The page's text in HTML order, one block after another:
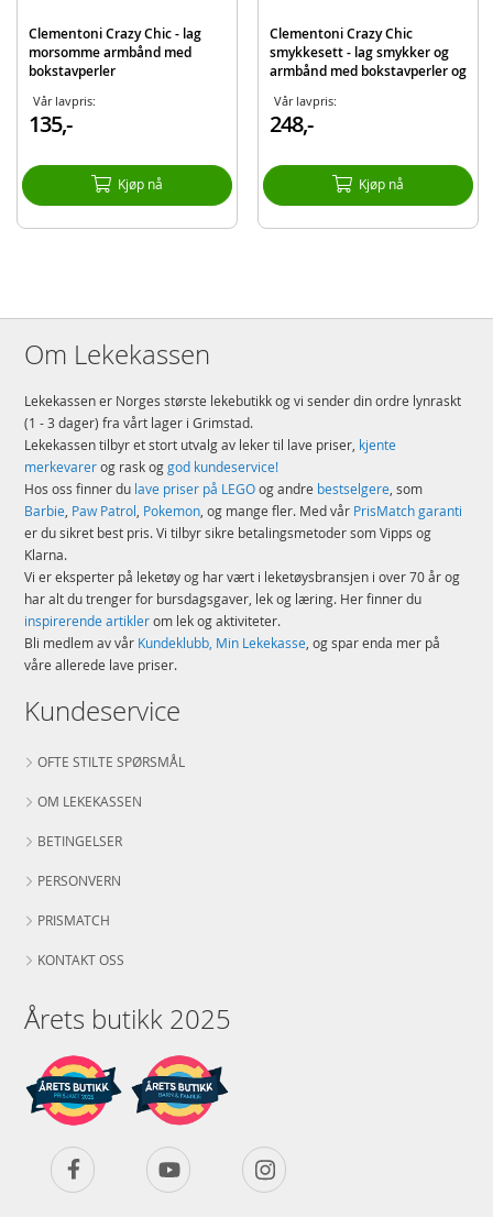
Clementoni Crazy Chic - lag
morsomme armbånd med
bokstavperler
Vår lavpris:
135,-
Kjøp nå
Clementoni Crazy Chic
smykkesett - lag smykker og
armbånd med bokstavperler og
Vår lavpris:
248,-
Kjøp nå
Om Lekekassen
Lekekassen er Norges største lekebutikk og vi sender din ordre lynraskt
(1 - 3 dager) fra vårt lager i Grimstad.
Lekekassen tilbyr et stort utvalg av leker til lave priser, kjente
merkevarerog rask oggod kundeservice!
Hos oss finner du lave priser på LEGOog andre bestselgere, som
Barbie, Paw Patrol, Pokemon, og mange fler. Med vår PrisMatch garanti
er du sikret best pris. Vi tilbyr sikre betalingsmetoder som Vipps og
Klarna.
Vi er eksperter på leketøy og har vært i leketøysbransjen i over 70 år og
har alt du trenger for bursdagsgaver, lek og læring. Her finner du
inspirerende artiklerom lek og aktiviteter.
Bli medlem av vår Kundeklubb, Min Lekekasse, og spar enda mer på
våre allerede lave priser.
Kundeservice
OFTE STILTE SPØRSMÅL
OM LEKEKASSEN
BETINGELSER
PERSONVERN
PRISMATCH
KONTAKT OSS
Årets butikk 2025